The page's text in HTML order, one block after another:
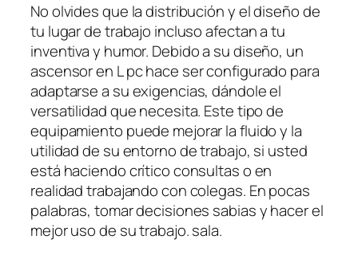
No olvides que la distribución y el diseño de
tu lugar de trabajo incluso afectan a tu
inventiva y humor. Debido a su diseño, un
ascensor en L pc hace ser configurado para
adaptarse a su exigencias, dándole el
versatilidad que necesita. Este tipo de
equipamiento puede mejorar la fluido y la
utilidad de su entorno de trabajo, si usted
está haciendo crítico consultas o en
realidad trabajando con colegas. En pocas
palabras, tomar decisiones sabias y hacer el
mejor uso de su trabajo. sala.